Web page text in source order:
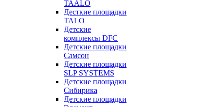
TAALO
Десткие площадки
TALO
Детские
комплексы DFC
Детские площадки
Самсон
Детские площадки
SLP SYSTEMS
Детские площадки
Сибирика
Детские площадки